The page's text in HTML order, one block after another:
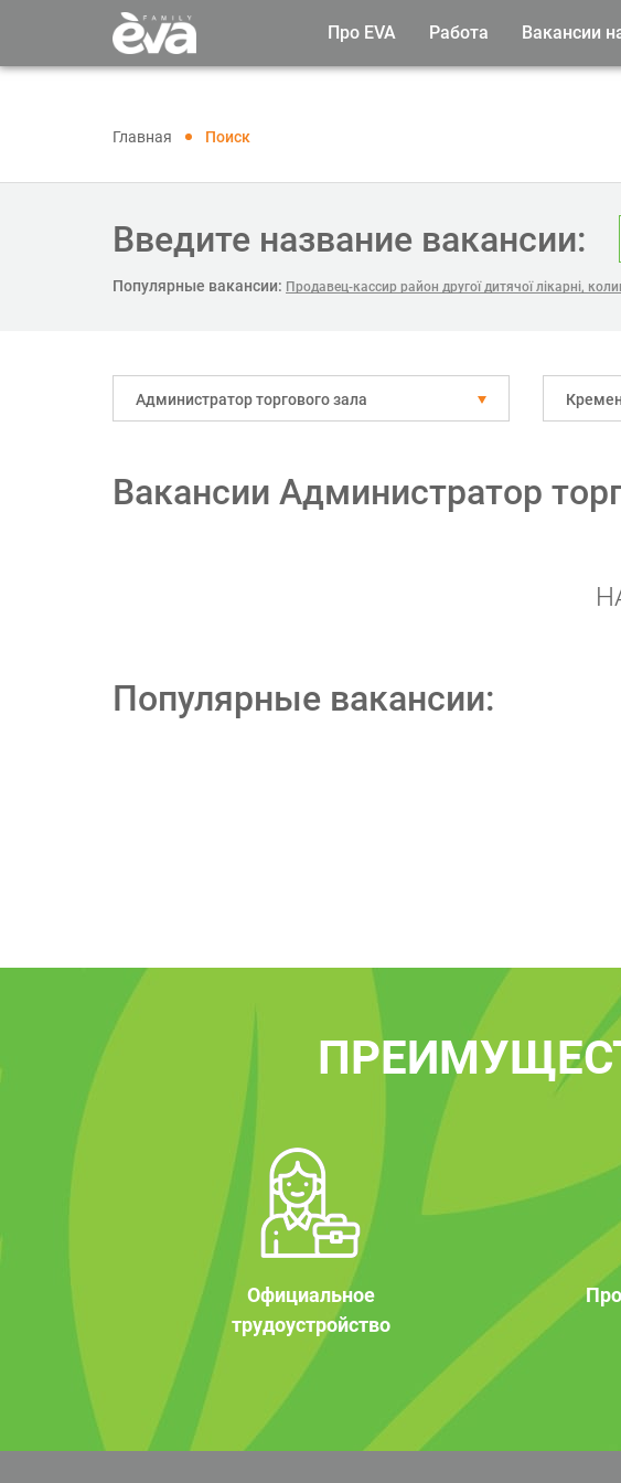
Про EVA Работа Вакансии
Главная Поиск
Введите название вакансии:
Популярные вакансии: Продавец-кассир район другої дитячої лікарні,
Администратор торгового зала
Вакансии Администратор
Популярные вакансии:
Официальное
трудоустройство